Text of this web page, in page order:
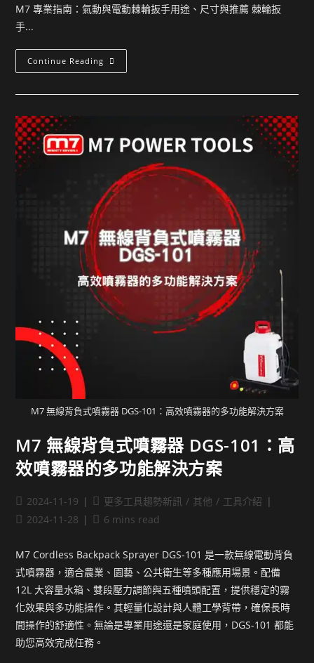
M7 專業指南：氣動與電動棘輪扳手用途、尺寸與推薦 棘輪扳
手...
Continue Reading
M7 無線背負式噴霧器 DGS-101：高效噴霧器的多功能解決方案
M7 無線背負式噴霧器 DGS-101：高
效噴霧器的多功能解決方案
2024-11-19 更多工具趨勢新訊 / 其他 / 工具介紹
2024-11-28
6 mins read
M7 Cordless Backpack Sprayer DGS-101 是一款無線電動背負
式噴霧器，適合農業、園藝、公共衛生等多種應用場景。配備
12L 大容量水箱、雙段壓力調節與五種噴頭配置，提供穩定的霧
化效果與多功能操作。其輕量化設計與人體工學背帶，確保長時
間操作的舒適性。無論是專業用途還是家庭使用，DGS-101 都能
助您高效完成任務。